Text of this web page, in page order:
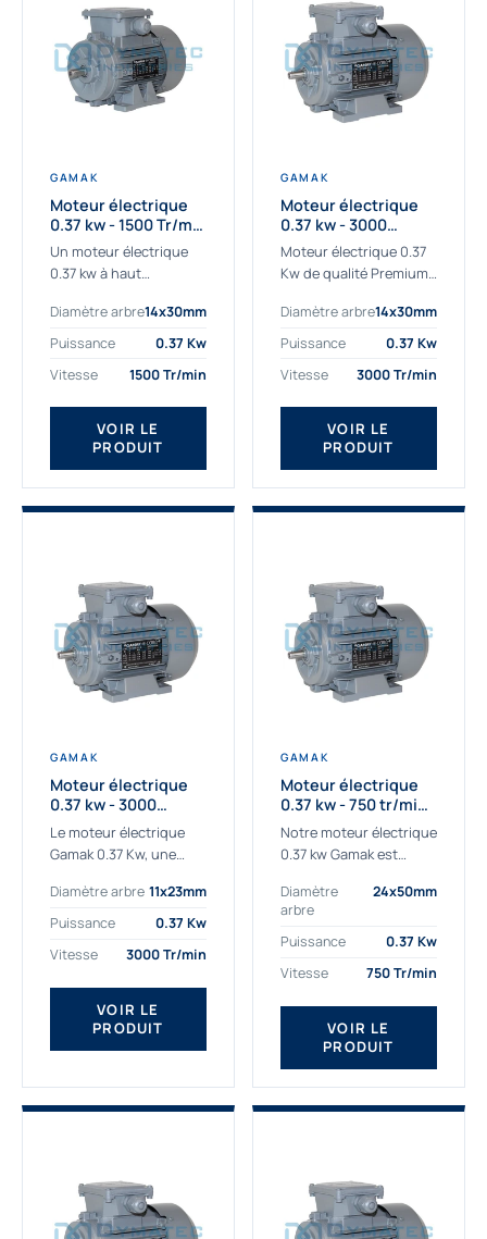
GAMAK
Moteur électrique
0.37 kw - 1500 Tr/min
- 230/400V - IE2
Un moteur électrique
0.37 kw à haut
applications les plus
exigeantes.
kw de référence
AGM2EL 71 M 4b...
Diamètre arbre14x30mm
Puissance
0.37 Kw
Vitesse
1500 Tr/min
VOIR LE
PRODUIT
GAMAK
Moteur électrique
0.37 kw - 3000
Tr/min - 230/400V -
IE2
Moteur électrique 0.37
Kw de qualité Premium,
application. Notre
gamme de moteurs
exclusivement
fabriquée...
Diamètre arbre14x30mm
Puissance
0.37 Kw
Vitesse
3000 Tr/min
VOIR LE
PRODUIT
GAMAK
Moteur électrique
0.37 kw - 3000
Tr/min - 230/400v -
Taille 63 - IE2
Le moteur électrique
Gamak 0.37 Kw, une
adaptée à tous types
de machines. Le
triphasé 0.37Kw Gamak
à...
Diamètre arbre 11x23mm
Puissance
0.37 Kw
Vitesse
3000 Tr/min
VOIR LE
PRODUIT
GAMAK
Moteur électrique
0.37 kw - 750 tr/min -
230/400V - IE2
Notre moteur électrique
0.37 kw Gamak est
aux applications
sévères. Nous
déterminons,
fournissons
des moteurs
asynchrones depuis de
nombreuses années....
Diamètre
arbre
24x50mm
Puissance
0.37 Kw
Vitesse
750 Tr/min
VOIR LE
PRODUIT